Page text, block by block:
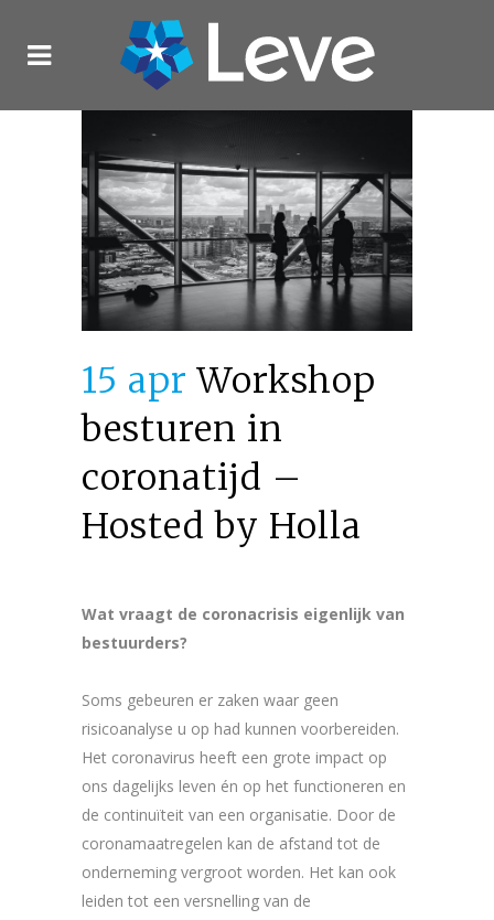
15 apr Workshop
besturen in
coronatijd –
Hosted by Holla
Wat vraagt de coronacrisis eigenlijk van
bestuurders?
Soms gebeuren er zaken waar geen
risicoanalyse u op had kunnen voorbereiden.
Het coronavirus heeft een grote impact op
ons dagelijks leven én op het functioneren en
de continuïteit van een organisatie. Door de
coronamaatregelen kan de afstand tot de
onderneming vergroot worden. Het kan ook
leiden tot een versnelling van de